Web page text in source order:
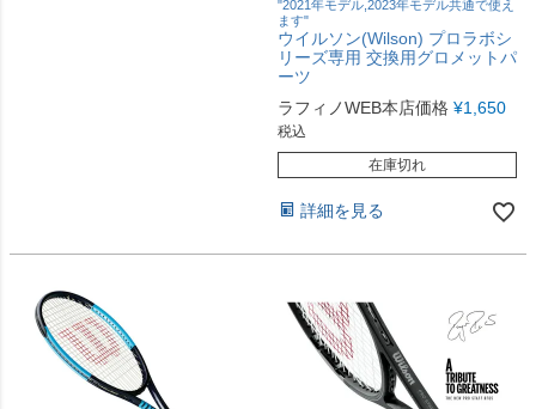
"2021年モデル,2023年モデル共通で使え
ます"
ウイルソン(Wilson) プロラボシ
リーズ専用 交換用グロメットパ
ーツ
ラフィノWEB本店価格 ¥1,650
税込
在庫切れ
詳細を見る